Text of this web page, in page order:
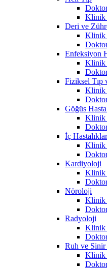
Klinik
Deri ve
Klinik
Enfeksiyon
Klinik
Fiziksel Tıp
Klinik
Göğüs
Klinik
İç
Klinik
Kardiyoloji
Klinik
Nöroloji
Klinik
Radyoloji
Klinik
Ruh ve Sinir
Klinik